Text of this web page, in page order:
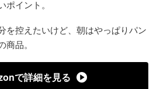
イント。
を控えたいけど、朝はやっぱりパン
品。
で詳細を見る